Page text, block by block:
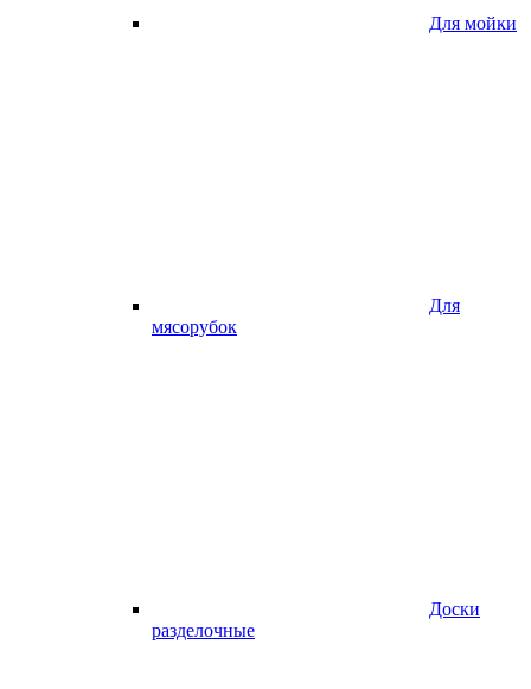
Для мойки
Для
мясорубок
Доски
разделочные